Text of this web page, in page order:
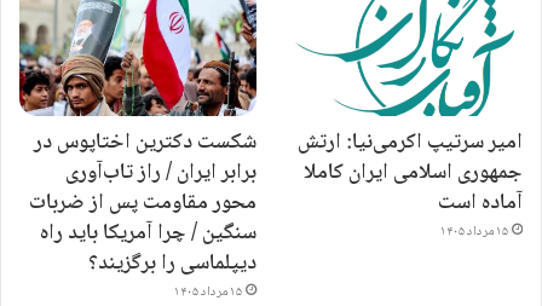
امیر سرتیپ اکرمی‌نیا: ارتش
جمهوری اسلامی ایران کاملا
آماده است
۱۵ مرداد ۱۴۰۵
شکست دکترین اختاپوس در
برابر ایران / راز تاب‌آوری
محور مقاومت پس از ضربات
سنگین / چرا آمریکا باید راه
دیپلماسی را برگزیند؟
۱۵ مرداد ۱۴۰۵